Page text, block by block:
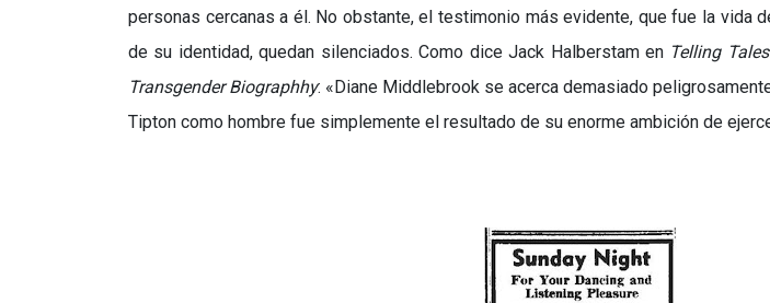
personas cercanas a él. No obstante, el testimonio más evidente, que fue la vida
de su identidad, quedan silenciados. Como dice Jack Halberstam en Telling
Transgender Biographhy: « Diane Middlebrook se acerca demasiado
Tipton como hombre fue simplemente el resultado de su enorme ambición de